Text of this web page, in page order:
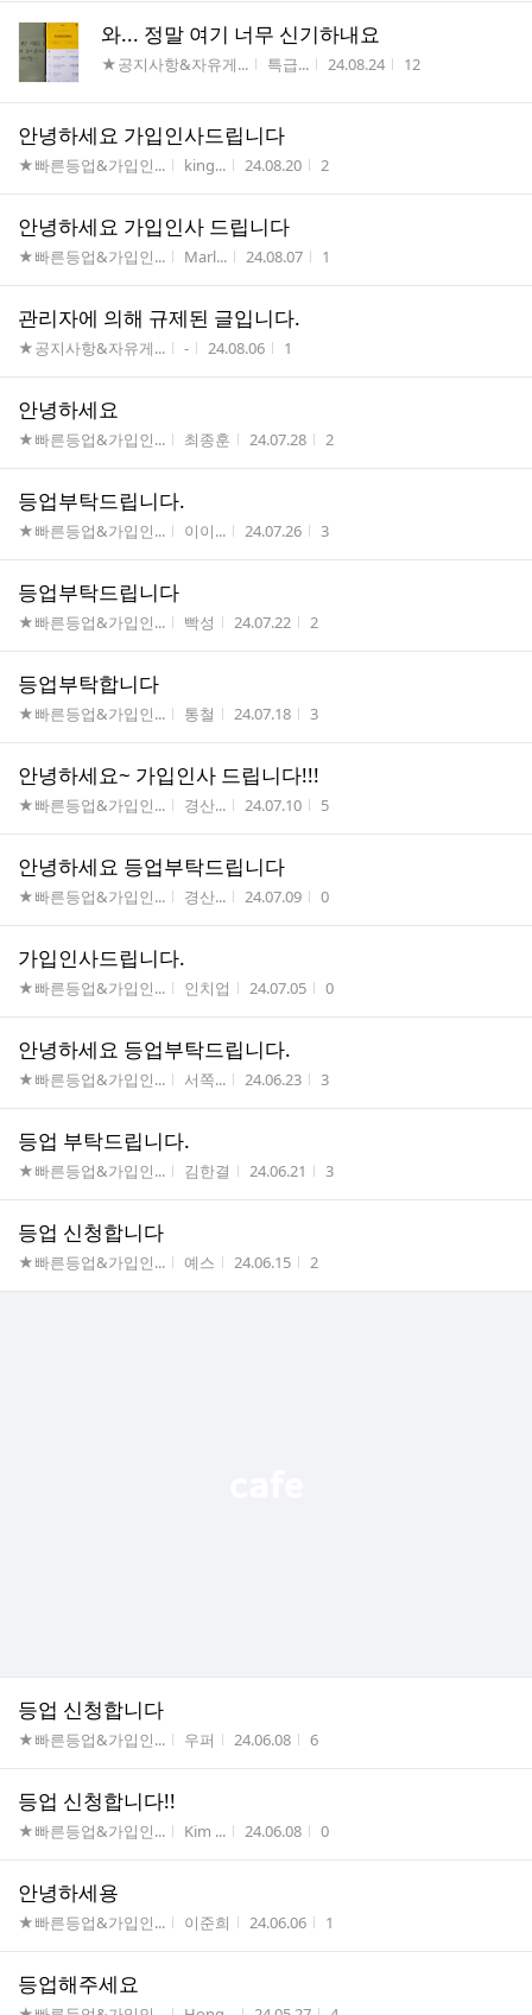
와... 정말 여기 너무 신기하내요
게시판명
★공지사항&자유게... 작성자
특급... 작성시간
24.08.24 조회수
12
안녕하세요 가입인사드립니다
게시판명
★빠른등업&가입인... 작성자
king... 작성시간
24.08.20 조회수
2
안녕하세요 가입인사 드립니다
게시판명
★빠른등업&가입인... 작성자
Marl... 작성시간
24.08.07 조회수
1
관리자에 의해 규제된 글입니다.
게시판명
★공지사항&자유게... 작성자
- 작성시간
24.08.06 조회수
1
안녕하세요
게시판명
★빠른등업&가입인... 작성자
최종훈 작성시간
24.07.28 조회수
2
등업부탁드립니다.
게시판명
★빠른등업&가입인... 작성자
이이... 작성시간
24.07.26 조회수
3
등업부탁드립니다
게시판명
★빠른등업&가입인... 작성자
빡성 작성시간
24.07.22 조회수
2
등업부탁합니다
게시판명
★빠른등업&가입인... 작성자
통철 작성시간
24.07.18 조회수
3
안녕하세요~ 가입인사 드립니다!!!
게시판명
★빠른등업&가입인... 작성자
경산... 작성시간
24.07.10 조회수
5
안녕하세요 등업부탁드립니다
게시판명
★빠른등업&가입인... 작성자
경산... 작성시간
24.07.09 조회수
0
가입인사드립니다.
게시판명
★빠른등업&가입인... 작성자
인치업 작성시간
24.07.05 조회수
0
안녕하세요 등업부탁드립니다.
게시판명
★빠른등업&가입인... 작성자
서쪽... 작성시간
24.06.23 조회수
3
등업 부탁드립니다.
게시판명
★빠른등업&가입인... 작성자
김한결 작성시간
24.06.21 조회수
3
등업 신청합니다
게시판명
★빠른등업&가입인... 작성자
예스 작성시간
24.06.15 조회수
2
등업 신청합니다
게시판명
★빠른등업&가입인... 작성자
우퍼 작성시간
24.06.08 조회수
6
등업 신청합니다!!
게시판명
★빠른등업&가입인... 작성자
Kim ... 작성시간
24.06.08 조회수
0
안녕하세용
게시판명
★빠른등업&가입인... 작성자
이준희 작성시간
24.06.06 조회수
1
등업해주세요